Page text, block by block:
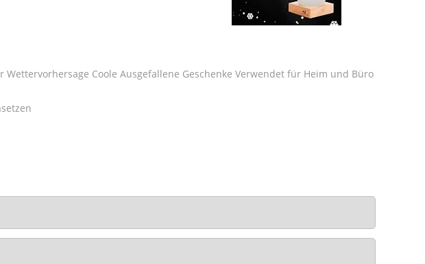
Coole Ausgefallene Geschenke Verwendet für Heim und Büro